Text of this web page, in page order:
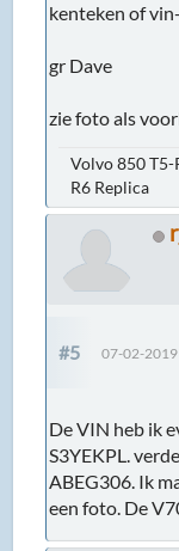
kenteken of
gr Dave
zie foto als
Volvo 850 T5-
R6 Replica
#5 07-02-
De VIN heb ik
S3YEKPL.
ABEG306. Ik
een foto. De